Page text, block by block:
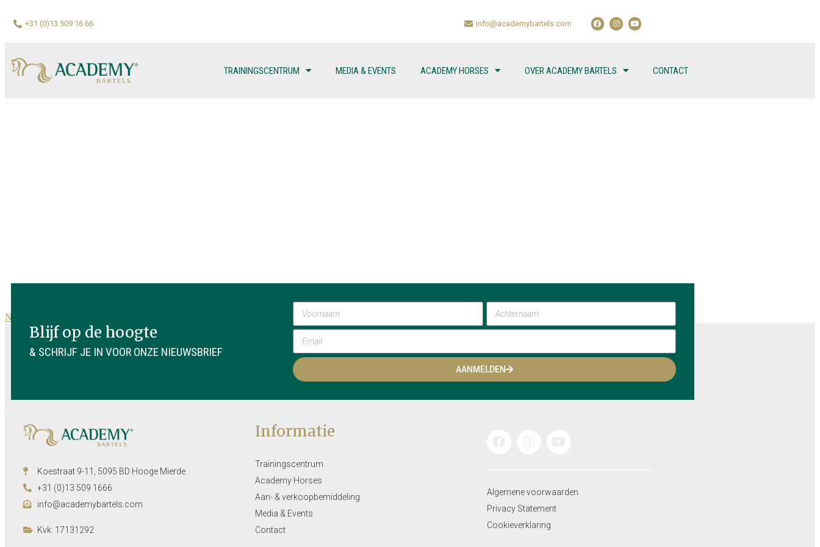
+31 (0)13 509 16 66 info@academybartels.com
TRAININGSCENTRUM MEDIA & EVENTS ACADEMY HORSES OVER ACADEMY BARTELS CONTACT
Naar nieuwsoverzicht
Blijf op de hoogte
& SCHRIJF JE IN VOOR ONZE NIEUWSBRIEF
AANMELDEN
Koestraat 9-11, 5095 BD Hooge Mierde
+31 (0)13 509 1666
info@academybartels.com
Kvk: 17131292
Informatie
Trainingscentrum
Academy Horses
Aan- & verkoopbemiddeling
Media & Events
Contact
Algemene voorwaarden
Privacy Statement
Cookieverklaring